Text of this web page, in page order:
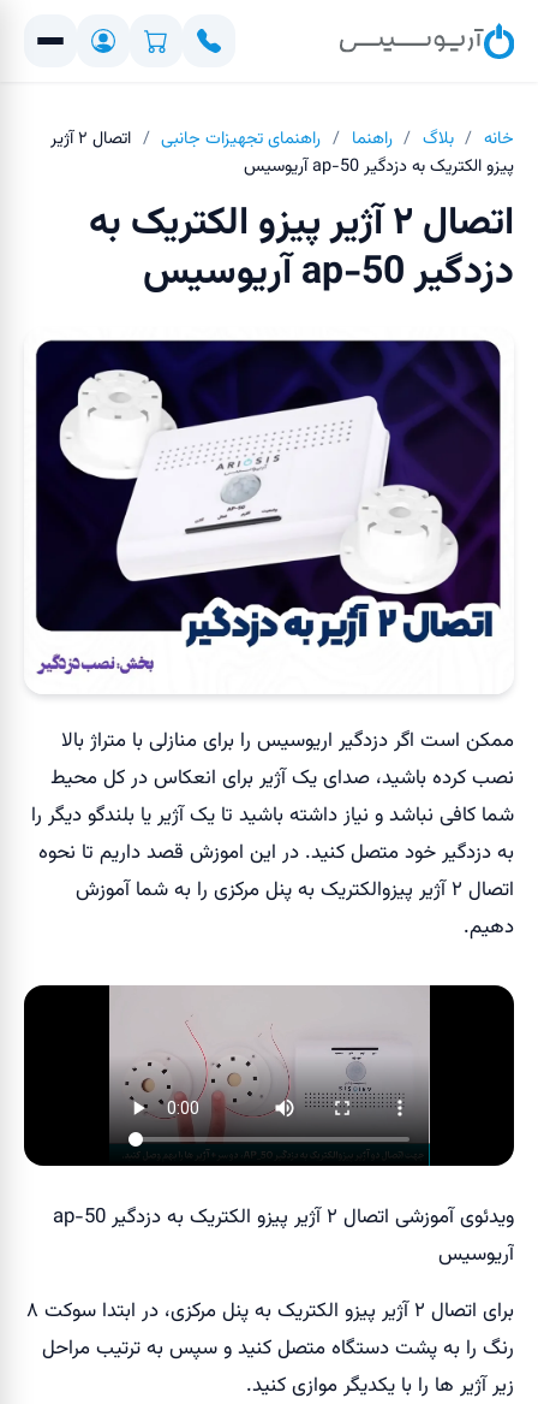
خانه / بلاگ / راهنما / راهنمای تجهیزات جانبی /
اتصال ۲ آژیر
پیزو الکتریک به دزدگیر ap-50 آریوسیس
اتصال ۲ آژیر پیزو الکتریک به
دزدگیر ap-50 آریوسیس
ممکن است اگر دزدگیر اریوسیس را برای منازلی با متراژ بالا
نصب کرده باشید، صدای یک آژیر برای انعکاس در کل محیط
شما کافی نباشد و نیاز داشته باشید تا یک آژیر یا بلندگو دیگر را
به دزدگیر خود متصل کنید. در این اموزش قصد داریم تا نحوه
اتصال ۲ آژیر پیزوالکتریک به پنل مرکزی را به شما آموزش
دهیم.
ویدئوی آموزشی اتصال ۲ آژیر پیزو الکتریک به دزدگیر ap-50
آریوسیس
برای اتصال ۲ آژیر پیزو الکتریک به پنل مرکزی، در ابتدا سوکت ۸
رنگ را به پشت دستگاه متصل کنید و سپس به ترتیب مراحل
زیر آژیر ها را با یکدیگر موازی کنید.